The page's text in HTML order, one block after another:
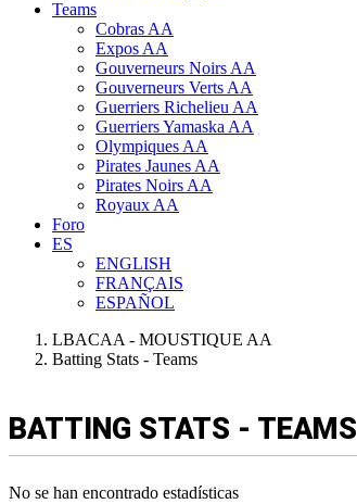
Teams
Cobras AA
Expos AA
Gouverneurs Noirs AA
Gouverneurs Verts AA
Guerriers Richelieu AA
Guerriers Yamaska AA
Olympiques AA
Pirates Jaunes AA
Pirates Noirs AA
Royaux AA
Foro
ES
ENGLISH
FRANÇAIS
ESPAÑOL
LBACAA - MOUSTIQUE AA
Batting Stats - Teams
BATTING STATS - TEAMS
No se han encontrado estadísticas